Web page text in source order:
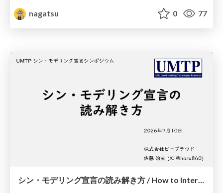
nagatsu
0 77